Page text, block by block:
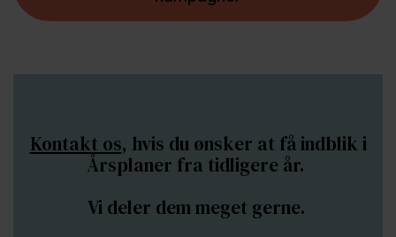
Kontakt os, hvis du ønsker at få indblik i
Årsplaner fra tidligere år.
Vi deler dem meget gerne.